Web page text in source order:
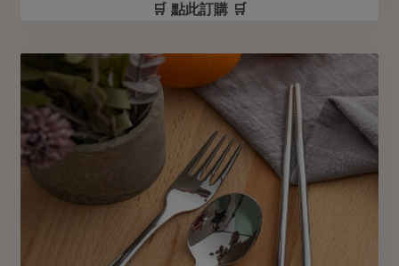
🛒 點此訂購 🛒